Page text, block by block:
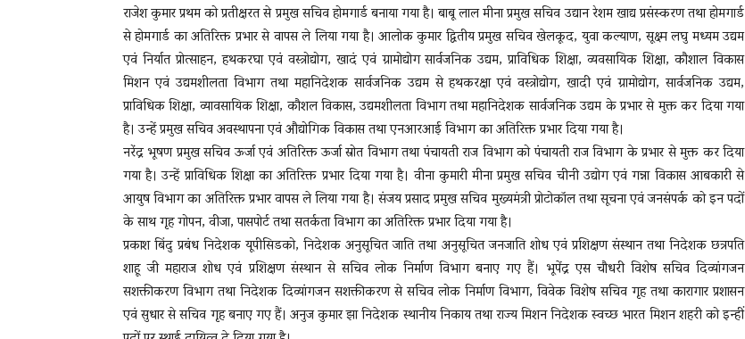
राजेश कुमार प्रथम को प्रतीक्षरत से प्रमुख सचिव होमगार्ड बनाया गया है। बाबू लाल मीना प्रमुख सचिव उद्यान रेशम खाद्य प्रसंस्करण तथा होमगार्ड
से होमगार्ड का अतिरिक्त प्रभार से वापस ले लिया गया है। आलोक कुमार द्वितीय प्रमुख सचिव खेलकूद, युवा कल्याण, सूक्ष्म लघु मध्यम उद्यम
एवं निर्यात प्रोत्साहन, हथकरघा एवं वस्त्रोद्योग, खादं एवं ग्रामोद्योग सार्वजनिक उद्यम, प्राविधिक शिक्षा, व्यवसायिक शिक्षा, कौशाल विकास
मिशन एवं उद्यमशीलता विभाग तथा महानिदेशक सार्वजनिक उद्यम से हथकरक्षा एवं वस्त्रोद्योग, खादी एवं ग्रामोद्योग, सार्वजनिक उद्यम,
प्राविधिक शिक्षा, व्यावसायिक शिक्षा, कौशल विकास, उद्यमशीलता विभाग तथा महानिदेशक सार्वजनिक उद्यम के प्रभार से मुक्त कर दिया गया
है। उन्हें प्रमुख सचिव अवस्थापना एवं औद्योगिक विकास तथा एनआरआई विभाग का अतिरिक्त प्रभार दिया गया है।
नरेंद्र भूषण प्रमुख सचिव ऊर्जा एवं अतिरिक्त ऊर्जा स्रोत विभाग तथा पंचायती राज विभाग को पंचायती राज विभाग के प्रभार से मुक्त कर दिया
गया है। उन्हें प्राविधिक शिक्षा का अतिरिक्त प्रभार दिया गया है। वीना कुमारी मीना प्रमुख सचिव चीनी उद्योग एवं गन्ना विकास आबकारी से
आयुष विभाग का अतिरिक्त प्रभार वापस ले लिया गया है। संजय प्रसाद प्रमुख सचिव मुख्यमंत्री प्रोटोकॉल तथा सूचना एवं जनसंपर्क को इन पदों
के साथ गृह गोपन, वीजा, पासपोर्ट तथा सतर्कता विभाग का अतिरिक्त प्रभार दिया गया है।
प्रकाश बिंदु प्रबंध निदेशक यूपीसिडको, निदेशक अनुसूचित जाति तथा अनुसूचित जनजाति शोध एवं प्रशिक्षण संस्थान तथा निदेशक छत्रपति
शाहू जी महाराज शोध एवं प्रशिक्षण संस्थान से सचिव लोक निर्माण विभाग बनाए गए हैं। भूपेंद्र एस चौधरी विशेष सचिव दिव्यांगजन
सशक्तीकरण विभाग तथा निदेशक दिव्यांगजन सशक्तीकरण से सचिव लोक निर्माण विभाग, विवेक विशेष सचिव गृह तथा कारागार प्रशासन
एवं सुधार से सचिव गृह बनाए गए हैं। अनुज कुमार झा निदेशक स्थानीय निकाय तथा राज्य मिशन निदेशक स्वच्छ भारत मिशन शहरी को इन्हीं